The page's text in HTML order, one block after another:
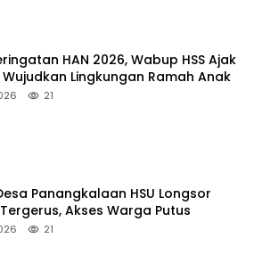
HAN 2026, Wabup HSS Ajak
Lingkungan Ramah Anak
21
Panangkalaan HSU Longsor
Akses Warga Putus
21